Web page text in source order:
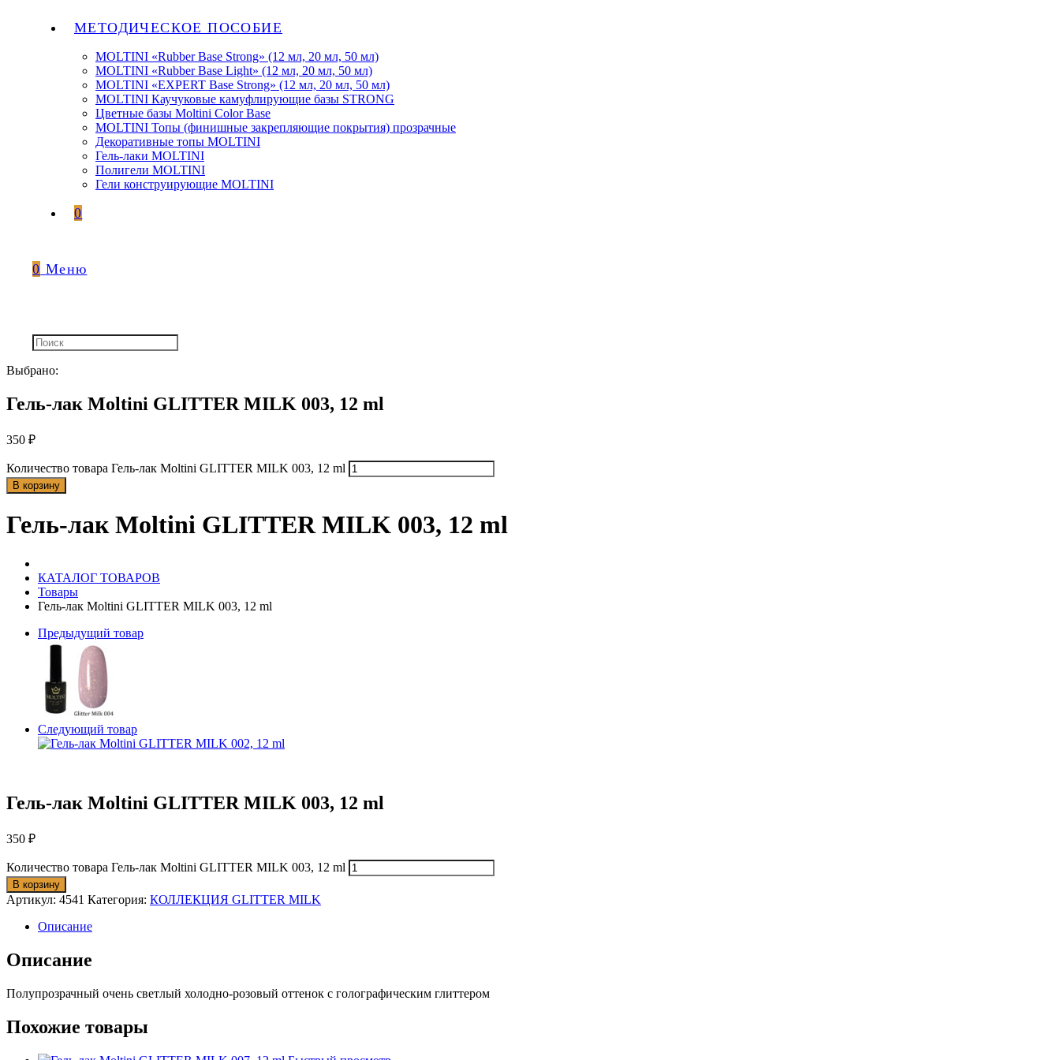
МЕТОДИЧЕСКОЕ ПОСОБИЕ
MOLTINI «Rubber Base Strong» (12 мл, 20 мл, 50 мл)
MOLTINI «Rubber Base Light» (12 мл, 20 мл, 50 мл)
MOLTINI «EXPERT Base Strong» (12 мл, 20 мл, 50 мл)
MOLTINI Каучуковые камуфлирующие базы STRONG
Цветные базы Moltini Color Base
MOLTINI Топы (финишные закрепляющие покрытия) прозрачные
Декоративные топы MOLTINI
Гель-лаки MOLTINI
Полигели MOLTINI
Гели конструирующие MOLTINI
0
0 Меню
Выбрано:
Гель-лак Moltini GLITTER MILK 003, 12 ml
350 ₽
Количество товара Гель-лак Moltini GLITTER MILK 003, 12 ml
В корзину
Гель-лак Moltini GLITTER MILK 003, 12 ml
КАТАЛОГ ТОВАРОВ
Товары
Гель-лак Moltini GLITTER MILK 003, 12 ml
Предыдущий товар
Следующий товар
Гель-лак Moltini GLITTER MILK 003, 12 ml
350 ₽
Количество товара Гель-лак Moltini GLITTER MILK 003, 12 ml
В корзину
Артикул: 4541 Категория: КОЛЛЕКЦИЯ GLITTER MILK
Описание
Описание
Полупрозрачный очень светлый холодно-розовый оттенок с голографическим глиттером
Похожие товары